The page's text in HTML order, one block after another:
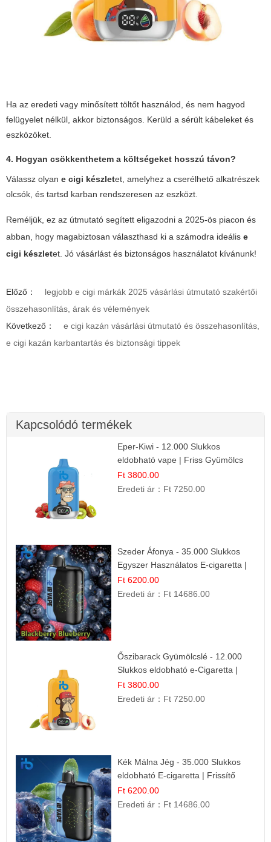
Ha az eredeti vagy minősített töltőt használod, és nem hagyod
felügyelet nélkül, akkor biztonságos. Kerüld a sérült kábeleket és
eszközöket.
4. Hogyan csökkenthetem a költségeket hosszú távon?
Válassz olyan e cigi készletet, amelyhez a cserélhető alkatrészek
olcsók, és tartsd karban rendszeresen az eszközt.
Reméljük, ez az útmutató segített eligazodni a 2025-ös piacon és
abban, hogy magabiztosan választhasd ki a számodra ideális e
cigi készletet. Jó vásárlást és biztonságos használatot kívánunk!
Előző：
legjobb e cigi márkák 2025 vásárlási útmutató szakértői
összehasonlítás, árak és vélemények
Következő：
e cigi kazán vásárlási útmutató és összehasonlítás,
e cigi kazán karbantartás és biztonsági tippek
Kapcsolódó termékek
Eper-Kiwi - 12.000 Slukkos
eldobható vape | Friss Gyümölcs
Kombináció
Ft 3800.00
Eredeti ár： Ft 7250.00
Szeder Áfonya - 35.000 Slukkos
Egyszer Használatos E-cigaretta |
Prémium Ízélmény
Ft 6200.00
Eredeti ár： Ft 14686.00
Őszibarack Gyümölcslé - 12.000
Slukkos eldobható e-Cigaretta |
Friss Gyümölcs Íz
Ft 3800.00
Eredeti ár： Ft 7250.00
Kék Málna Jég - 35.000 Slukkos
eldobható E-cigaretta | Frissítő
Ízélmény
Ft 6200.00
Eredeti ár： Ft 14686.00